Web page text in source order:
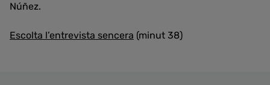
Núñez.
Escolta l’entrevista sencera (minut 38)